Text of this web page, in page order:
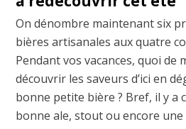
On dénombre maintenant six
bières artisanales aux quatre
Pendant vos vacances, quoi de
découvrir les saveurs d’ici en
bonne petite bière ? Bref, il y a
bonne ale, stout ou encore une